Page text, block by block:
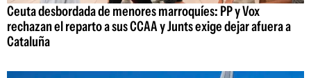
Ceuta desbordada de menores marroquíes: PP y Vox
rechazan el reparto a sus CCAA y Junts exige dejar afuera a
Cataluña